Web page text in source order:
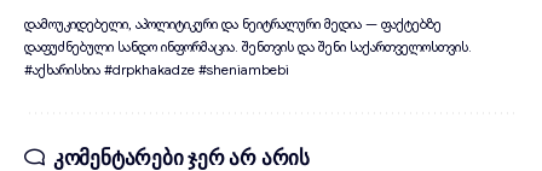
დამოუკიდებელი, აპოლიტიკური და ნეიტრალური მედია — ფაქტებზე
დაფუძნებული სანდო ინფორმაცია. შენთვის და შენი საქართველოსთვის.
#აქხარისხია #drpkhakadze #sheniambebi
კომენტარები ჯერ არ არის